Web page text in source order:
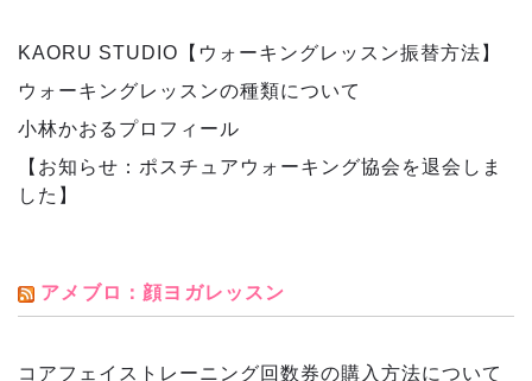
KAORU STUDIO【ウォーキングレッスン振替方法】
ウォーキングレッスンの種類について
小林かおるプロフィール
【お知らせ：ポスチュアウォーキング協会を退会しま
した】
アメブロ：顔ヨガレッスン
コアフェイストレーニング回数券の購入方法について